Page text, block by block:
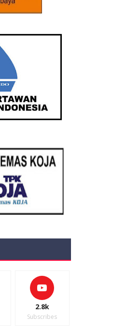
2.8k
Subscribes